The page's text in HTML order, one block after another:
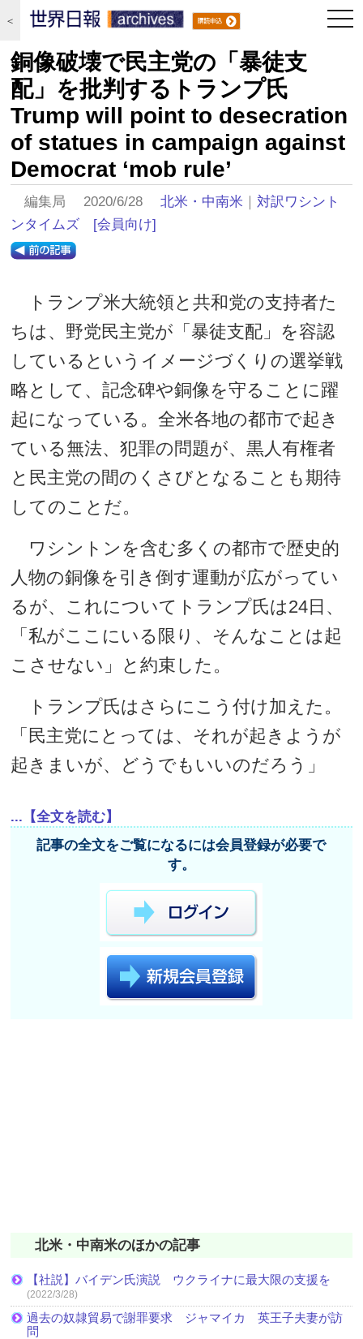
＜
銅像破壊で民主党の「暴徒支
配」を批判するトランプ氏
Trump will point to desecration
of statues in campaign against
Democrat ‘mob rule’
編集局 2020/6/28北米・中南米 ｜対訳ワシント
ンタイムズ
[会員向け]
トランプ米大統領と共和党の支持者た
ちは、野党民主党が「暴徒支配」を容認
しているというイメージづくりの選挙戦
略として、記念碑や銅像を守ることに躍
起になっている。全米各地の都市で起き
ている無法、犯罪の問題が、黒人有権者
と民主党の間のくさびとなることも期待
してのことだ。
ワシントンを含む多くの都市で歴史的
人物の銅像を引き倒す運動が広がってい
るが、これについてトランプ氏は24日、
「私がここにいる限り、そんなことは起
こさせない」と約束した。
トランプ氏はさらにこう付け加えた。
「民主党にとっては、それが起きようが
起きまいが、どうでもいいのだろう」
...【全文を読む】
記事の全文をご覧になるには会員登録が必要で
す。
北米・中南米のほかの記事
【社説】バイデン氏演説 ウクライナに最大限の支援を
(2022/3/28)
過去の奴隷貿易で謝罪要求 ジャマイカ 英王子夫妻が訪
問